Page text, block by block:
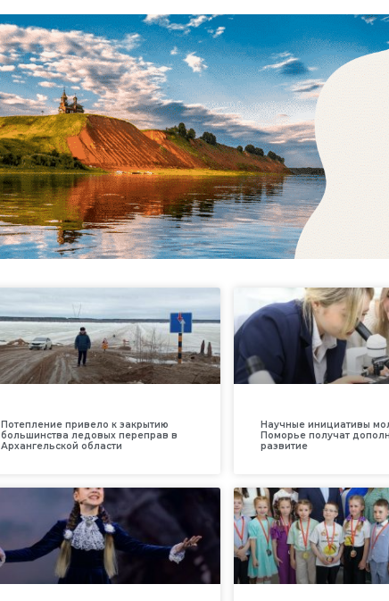
Потепление привело к закрытию
большинства ледовых переправ в
Архангельской области
Научные инициативы
Поморье получат
развитие